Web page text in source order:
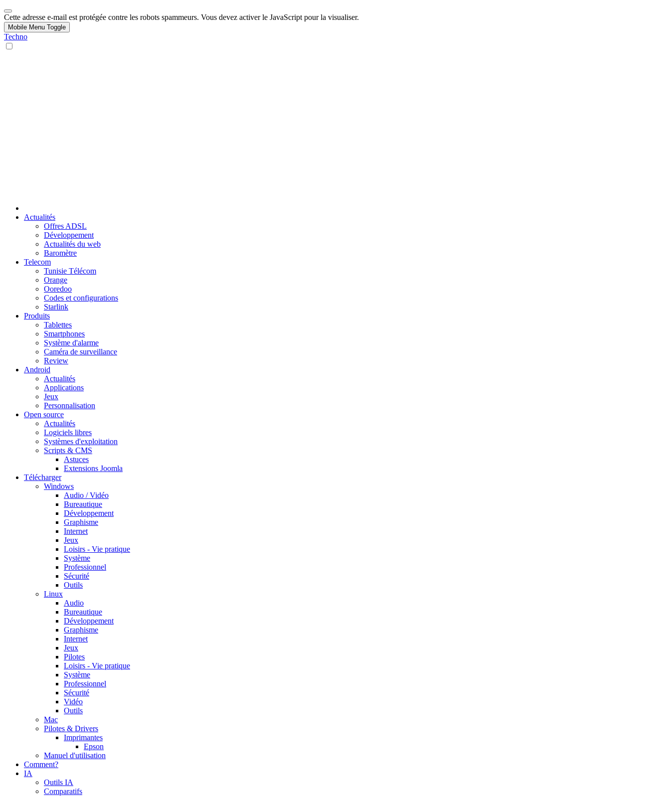
Cette adresse e-mail est protégée contre les robots spammeurs. Vous devez activer le JavaScript pour la visualiser.
Mobile Menu Toggle
Techno
Actualités
Offres ADSL
Développement
Actualités du web
Baromètre
Telecom
Tunisie Télécom
Orange
Ooredoo
Codes et configurations
Starlink
Produits
Tablettes
Smartphones
Système d'alarme
Caméra de surveillance
Review
Android
Actualités
Applications
Jeux
Personnalisation
Open source
Actualités
Logiciels libres
Systèmes d'exploitation
Scripts & CMS
Astuces
Extensions Joomla
Télécharger
Windows
Audio / Vidéo
Bureautique
Développement
Graphisme
Internet
Jeux
Loisirs - Vie pratique
Système
Professionnel
Sécurité
Outils
Linux
Audio
Bureautique
Développement
Graphisme
Internet
Jeux
Pilotes
Loisirs - Vie pratique
Système
Professionnel
Sécurité
Vidéo
Outils
Mac
Pilotes & Drivers
Imprimantes
Epson
Manuel d'utilisation
Comment?
IA
Outils IA
Comparatifs